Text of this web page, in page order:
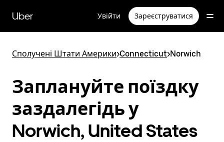
основного
вмісту
Uber Увійти Зареєструватися
Сполучені Штати Америки>Connecticut>Norwich
Заплануйте поїздку
заздалегідь у
Norwich, United States